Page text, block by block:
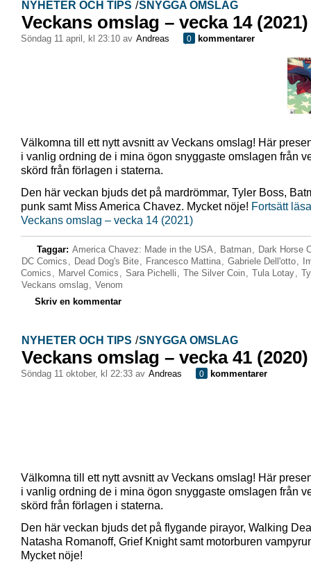
NYHETER OCH TIPS /SNYGGA OMSLAG
Veckans omslag – vecka 14 (2021)
söndag 11 april, kl 23:10 av Andreas 0 kommentarer
Välkomna till ett nytt avsnitt av Veckans omslag! Här
i vanlig ordning de i mina ögon snyggaste omslagen från
skörd från förlagen i staterna.
Den här veckan bjuds det på mardrömmar, Tyler Boss,
punk samt Miss America Chavez. Mycket nöje! Fortsätt läsa
Veckans omslag – vecka 14 (2021)
Taggar: America Chavez: Made in the USA, Batman, Dark Horse
DC Comics , Dead Dog's Bite, Francesco Mattina, Gabriele Dell'otto,
Comics , Marvel Comics , Sara Pichelli , The Silver Coin, Tula Lotay,
Veckans omslag, Venom
Skriv en kommentar
NYHETER OCH TIPS /SNYGGA OMSLAG
Veckans omslag – vecka 41 (2020)
söndag 11 oktober, kl 22:33 av Andreas 0 kommentarer
Välkomna till ett nytt avsnitt av Veckans omslag! Här
i vanlig ordning de i mina ögon snyggaste omslagen från
skörd från förlagen i staterna.
Den här veckan bjuds det på flygande pirayor, Walking
Natasha Romanoff, Grief Knight samt motorburen
Mycket nöje!